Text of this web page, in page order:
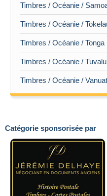
Catégorie sponsorisée par
Timbres / Océanie /
Timbres / Océanie /
Timbres / Océanie / Tonga
Timbres / Océanie / Tuvalu
Timbres / Océanie /